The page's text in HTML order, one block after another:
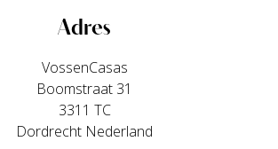
Adres
VossenCasas
Boomstraat 31
3311 TC
Dordrecht Nederland